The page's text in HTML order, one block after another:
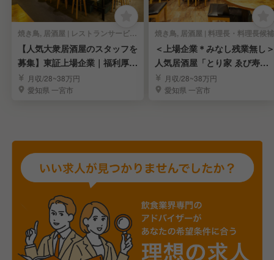
焼き鳥, 居酒屋 | レストランサービス・ホールスタッフ
【人気大衆居酒屋のスタッフを
募集】東証上場企業｜福利厚生
充実｜長期連休あり
月収/28~38万円
愛知県 一宮市
焼き鳥, 居酒屋 | 料理長・料理長候補
＜上場企業＊みなし残業無し＞
人気居酒屋「とり家 ゑび寿」
の料理長候補を募集
月収/28~38万円
愛知県 一宮市